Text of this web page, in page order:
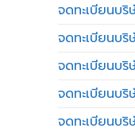
จดทะเบียนบริ
จดทะเบียนบริ
จดทะเบียนบ
จดทะเบียนบ
จดทะเบียนบ